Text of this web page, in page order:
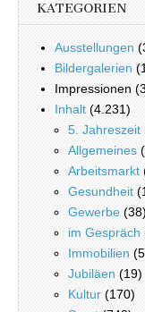
KATEGORIEN
Ausstellungen
Bildergalerien
Impressionen
Inhalt (4.231)
5. Jahreszeit
Allgemeines
Arbeitsmarkt
Gesundheit
Gewerbe (38)
im Gespräch
Immobilien
Jubiläen (19)
Kultur (170)